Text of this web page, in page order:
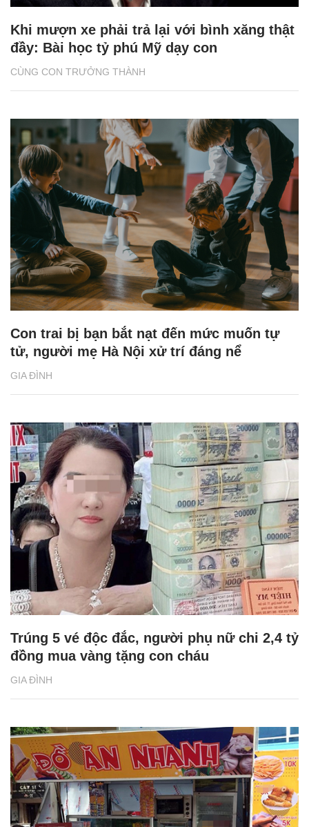
CÙNG CON TRƯỞNG THÀNH
Khi mượn xe phải trả lại với bình xăng thật
đầy: Bài học tỷ phú Mỹ dạy con
GIA ĐÌNH
Con trai bị bạn bắt nạt đến mức muốn tự
tử, người mẹ Hà Nội xử trí đáng nể
GIA ĐÌNH
Trúng 5 vé độc đắc, người phụ nữ chi 2,4 tỷ
đồng mua vàng tặng con cháu